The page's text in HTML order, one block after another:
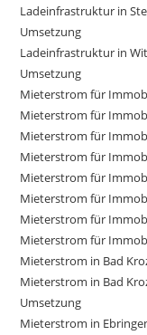
Ladeinfrastruktur in
Umsetzung
Ladeinfrastruktur in
Umsetzung
Mieterstrom für
Mieterstrom für
Mieterstrom für
Mieterstrom für
Mieterstrom für
Mieterstrom für
Mieterstrom für
Mieterstrom für
Mieterstrom in Bad
Mieterstrom in Bad
Umsetzung
Mieterstrom in